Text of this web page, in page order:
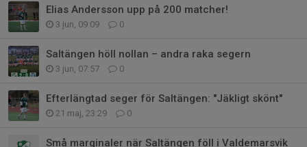
Elias Andersson upp på 200 matcher!
3 jun, 09:09 0
Saltängen höll nollan – andra raka segern
3 jun, 07:57 0
Efterlängtad seger för Saltängen: "Jäkligt skönt"
21 maj, 23:29 0
Små marginaler när Saltängen föll i Valdemarsvik